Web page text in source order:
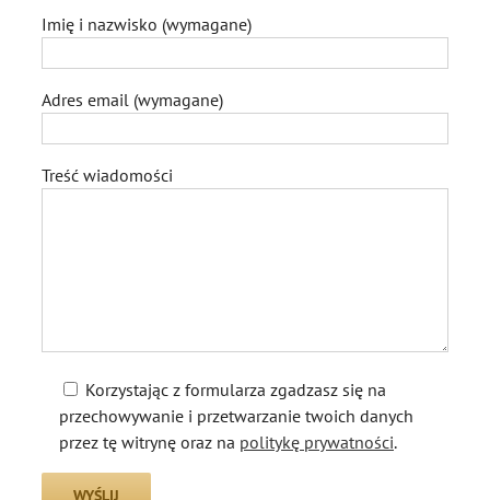
Imię i nazwisko (wymagane)
Adres email (wymagane)
Treść wiadomości
Korzystając z formularza zgadzasz się na
przechowywanie i przetwarzanie twoich danych
przez tę witrynę oraz na politykę prywatności.